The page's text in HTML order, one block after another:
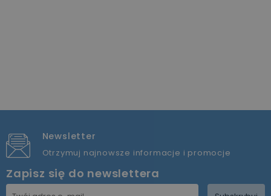
Newsletter
Otrzymuj najnowsze informacje i promocje
Zapisz się do newslettera